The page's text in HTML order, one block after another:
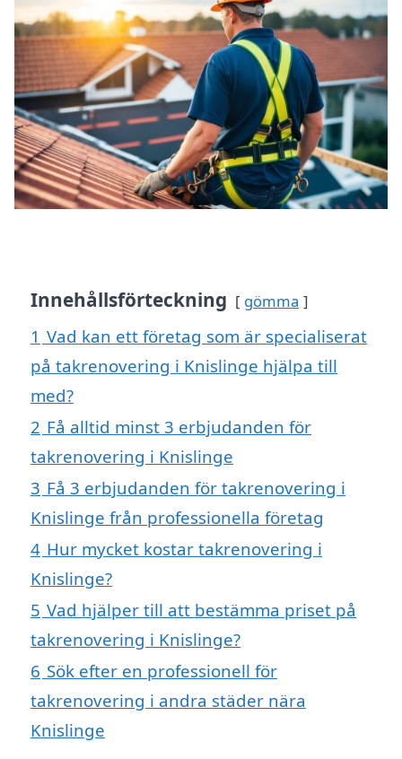
Innehållsförteckning gömma
1 Vad kan ett företag som är specialiserat
på takrenovering i Knislinge hjälpa till
med?
2 Få alltid minst 3 erbjudanden för
takrenovering i Knislinge
3 Få 3 erbjudanden för takrenovering i
Knislinge från professionella företag
4 Hur mycket kostar takrenovering i
Knislinge?
5 Vad hjälper till att bestämma priset på
takrenovering i Knislinge?
6 Sök efter en professionell för
takrenovering i andra städer nära
Knislinge